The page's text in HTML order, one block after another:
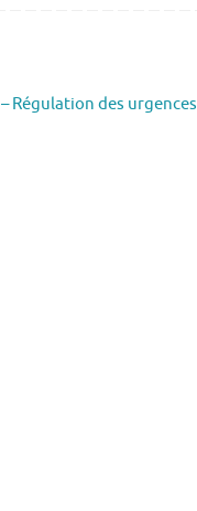
Régulation des urgences